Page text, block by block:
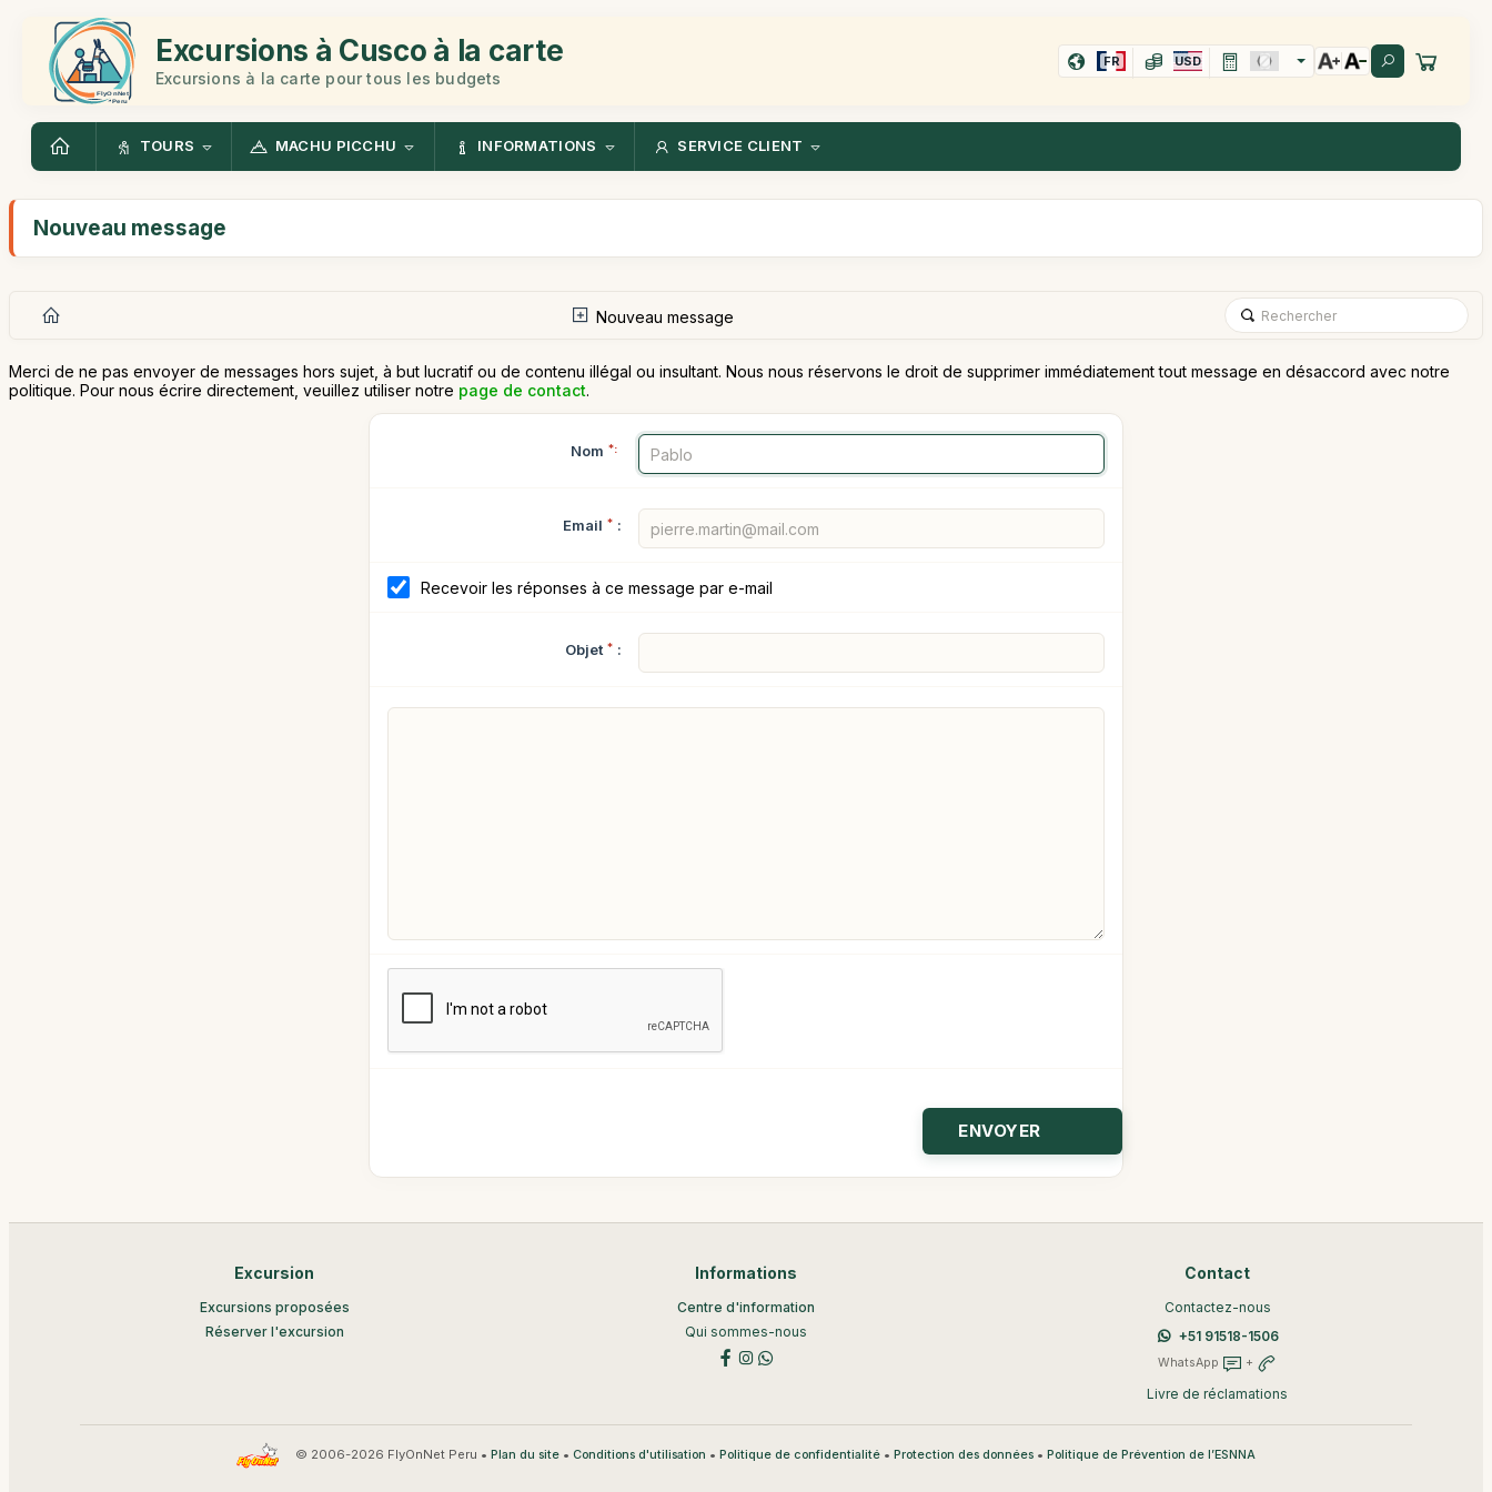
Excursions à Cusco à la carte
Excursions à la carte pour tous les budgets
FR USD
TOURS MACHU PICCHU INFORMATIONS SERVICE CLIENT
Nouveau message
Nouveau message
Merci de ne pas envoyer de messages hors sujet, à but lucratif ou de contenu illégal ou insultant. Nous nous réservons le droit de supprimer immédiatement tout message en désaccord avec notre
politique. Pour nous écrire directement, veuillez utiliser notre page de contact.
Nom *:
Email * :
Recevoir les réponses à ce message par e-mail
Objet * :
Excursion
Excursions proposées
Réserver l'excursion
Informations
Centre d'information
Qui sommes-nous
Contact
Contactez-nous
+51 91518-1506
WhatsApp +
Livre de réclamations
© 2006-2026 FlyOnNet Peru • Plan du site• Conditions d'utilisation • Politique de confidentialité• Protection des données• Politique de Prévention de l’ESNNA